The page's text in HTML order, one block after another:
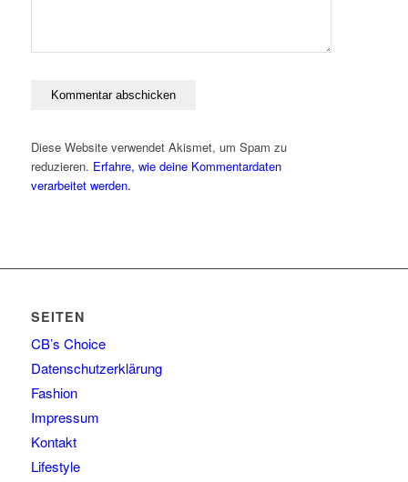
Diese Website verwendet Akismet, um Spam zu
reduzieren. Erfahre, wie deine Kommentardaten
verarbeitet werden.
SEITEN
CB’s Choice
Datenschutzerklärung
Fashion
Impressum
Kontakt
Lifestyle